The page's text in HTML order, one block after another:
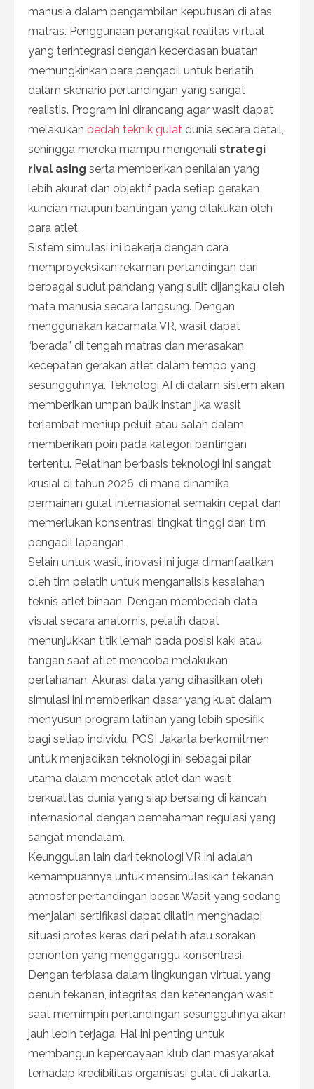
manusia dalam pengambilan keputusan di atas
matras. Penggunaan perangkat realitas virtual
yang terintegrasi dengan kecerdasan buatan
memungkinkan para pengadil untuk berlatih
dalam skenario pertandingan yang sangat
realistis. Program ini dirancang agar wasit dapat
melakukan bedah teknik gulat dunia secara detail,
sehingga mereka mampu mengenali strategi
rival asing serta memberikan penilaian yang
lebih akurat dan objektif pada setiap gerakan
kuncian maupun bantingan yang dilakukan oleh
para atlet.
Sistem simulasi ini bekerja dengan cara
memproyeksikan rekaman pertandingan dari
berbagai sudut pandang yang sulit dijangkau oleh
mata manusia secara langsung. Dengan
menggunakan kacamata VR, wasit dapat
“berada” di tengah matras dan merasakan
kecepatan gerakan atlet dalam tempo yang
sesungguhnya. Teknologi AI di dalam sistem akan
memberikan umpan balik instan jika wasit
terlambat meniup peluit atau salah dalam
memberikan poin pada kategori bantingan
tertentu. Pelatihan berbasis teknologi ini sangat
krusial di tahun 2026, di mana dinamika
permainan gulat internasional semakin cepat dan
memerlukan konsentrasi tingkat tinggi dari tim
pengadil lapangan.
Selain untuk wasit, inovasi ini juga dimanfaatkan
oleh tim pelatih untuk menganalisis kesalahan
teknis atlet binaan. Dengan membedah data
visual secara anatomis, pelatih dapat
menunjukkan titik lemah pada posisi kaki atau
tangan saat atlet mencoba melakukan
pertahanan. Akurasi data yang dihasilkan oleh
simulasi ini memberikan dasar yang kuat dalam
menyusun program latihan yang lebih spesifik
bagi setiap individu. PGSI Jakarta berkomitmen
untuk menjadikan teknologi ini sebagai pilar
utama dalam mencetak atlet dan wasit
berkualitas dunia yang siap bersaing di kancah
internasional dengan pemahaman regulasi yang
sangat mendalam.
Keunggulan lain dari teknologi VR ini adalah
kemampuannya untuk mensimulasikan tekanan
atmosfer pertandingan besar. Wasit yang sedang
menjalani sertifikasi dapat dilatih menghadapi
situasi protes keras dari pelatih atau sorakan
penonton yang mengganggu konsentrasi.
Dengan terbiasa dalam lingkungan virtual yang
penuh tekanan, integritas dan ketenangan wasit
saat memimpin pertandingan sesungguhnya akan
jauh lebih terjaga. Hal ini penting untuk
membangun kepercayaan klub dan masyarakat
terhadap kredibilitas organisasi gulat di Jakarta.